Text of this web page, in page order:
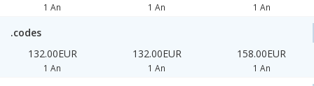
1 An 1 An 1 An
.codes
132.00EUR
1 An
132.00EUR
1 An
158.00EUR
1 An